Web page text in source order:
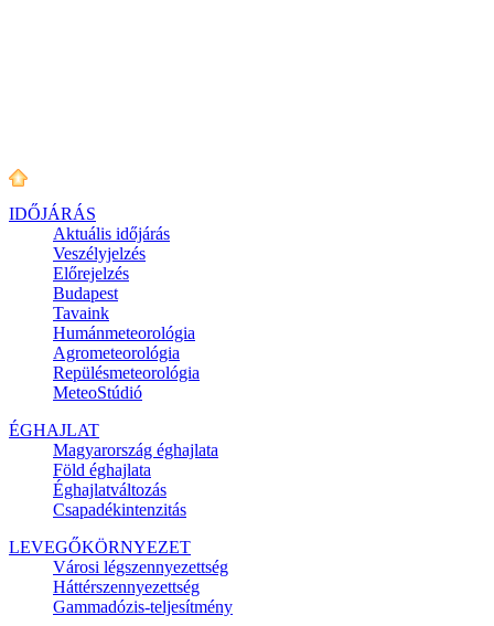
IDŐJÁRÁS
Aktuális időjárás
Veszélyjelzés
Előrejelzés
Budapest
Tavaink
Humánmeteorológia
Agrometeorológia
Repülésmeteorológia
MeteoStúdió
ÉGHAJLAT
Magyarország éghajlata
Föld éghajlata
Éghajlatváltozás
Csapadékintenzitás
LEVEGŐKÖRNYEZET
Városi légszennyezettség
Háttérszennyezettség
Gammadózis-teljesítmény